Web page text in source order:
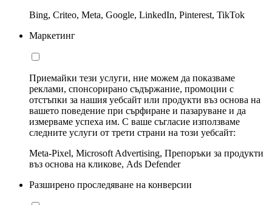
Bing, Criteo, Meta, Google, LinkedIn, Pinterest, TikTok
Маркетинг
Приемайки тези услуги, ние можем да показваме
реклами, спонсорирано съдържание, промоции с
отстъпки за нашия уебсайт или продукти въз основа на
вашето поведение при сърфиране и пазаруване и да
измерваме успеха им. С ваше съгласие използваме
следните услуги от трети страни на този уебсайт:
Meta-Pixel, Microsoft Advertising, Препоръки за продукти
въз основа на кликове, Ads Defender
Разширено проследяване на конверсии